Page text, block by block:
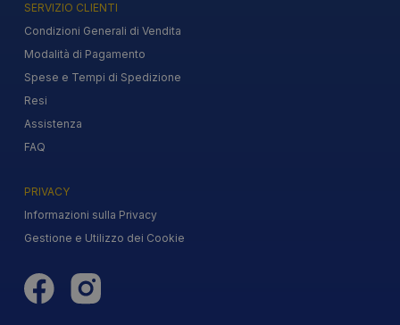
SERVIZIO CLIENTI
Condizioni Generali di Vendita
Modalità di Pagamento
Spese e Tempi di Spedizione
Resi
Assistenza
FAQ
PRIVACY
Informazioni sulla Privacy
Gestione e Utilizzo dei Cookie